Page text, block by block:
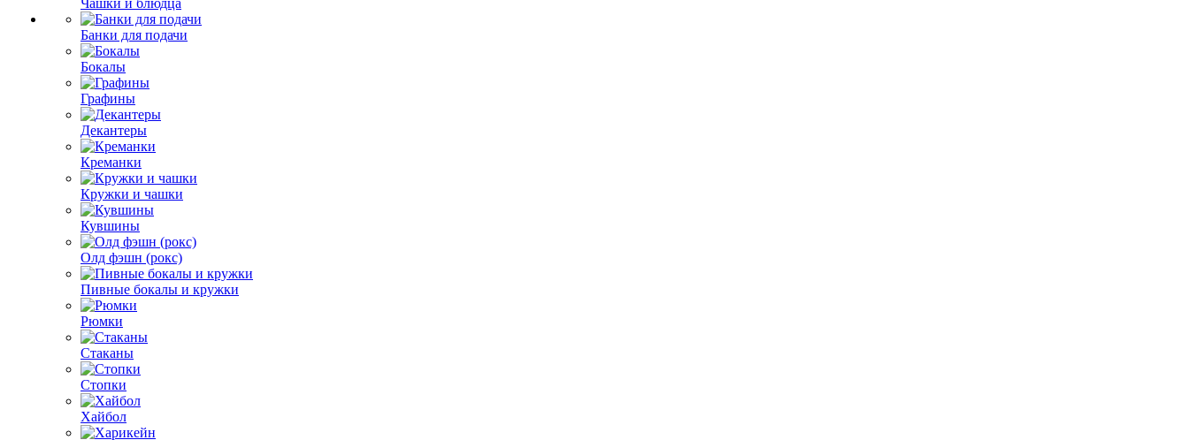
Чашки и блюдца
Банки для подачи
Бокалы
Графины
Декантеры
Креманки
Кружки и чашки
Кувшины
Олд фэшн (рокс)
Пивные бокалы и кружки
Рюмки
Стаканы
Стопки
Хайбол